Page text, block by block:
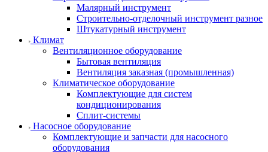
Малярный инструмент
Строительно-отделочный инструмент разное
Штукатурный инструмент
Климат
Вентиляционное оборудование
Бытовая вентиляция
Вентиляция заказная (промышленная)
Климатическое оборудование
Комплектующие для систем
кондиционирования
Сплит-системы
Насосное оборудование
Комплектующие и запчасти для насосного
оборудования